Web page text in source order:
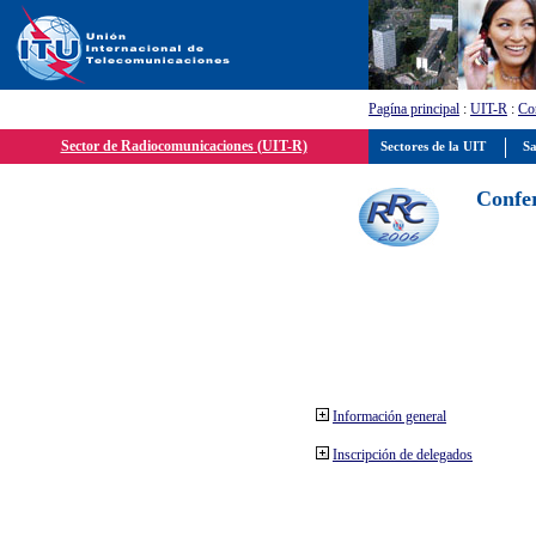
Pagína principal : UIT-R :
Sector de Radiocomunicaciones (UIT-R)
Información general
Inscripción de delegados
Sectores de la UIT